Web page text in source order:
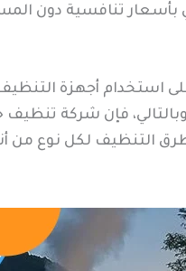
تنافسية دون
أجهزة التنظيف
فإن شركة
التنظيف لكل نوع من